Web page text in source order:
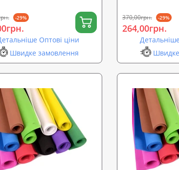
-29%
Оптові ціни
Швидке замовлення
370,00грн. -29%
264,00грн.